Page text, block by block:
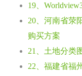
19、
20、河南省荥
购买方案
21、土地分类
22、福建省福